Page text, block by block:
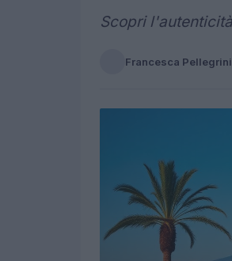
Scopri
Francesca Pellegrini